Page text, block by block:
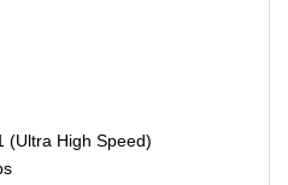
(Ultra High Speed)